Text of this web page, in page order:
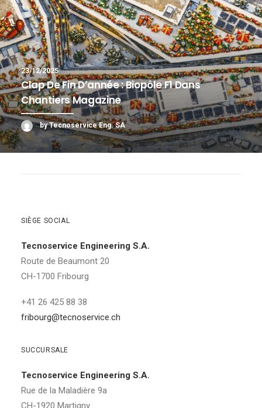
23/12/2025
Clap De Fin D’année : Biopôle F1 Dans
Chantiers Magazine
by Tecnoservice Eng. SA
SIÈGE SOCIAL
Tecnoservice Engineering S.A.
Route de Beaumont 20
CH-1700 Fribourg
+41 26 425 88 38
fribourg@tecnoservice.ch
SUCCURSALE
Tecnoservice Engineering S.A.
Rue de la Maladière 9a
CH-1920 Martigny